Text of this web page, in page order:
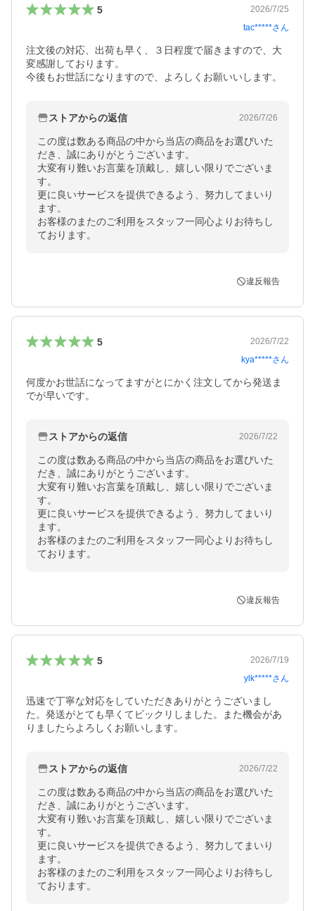
5
2026/7/25
tac*****さん
注文後の対応、出荷も早く、３日程度で届きますので、大
変感謝しております。
今後もお世話になりますので、よろしくお願いいします。
ストアからの返信 2026/7/26
この度は数ある商品の中から当店の商品をお選びいた
だき、誠にありがとうございます。
大変有り難いお言葉を頂戴し、嬉しい限りでございま
す。
更に良いサービスを提供できるよう、努力してまいり
ます。
お客様のまたのご利用をスタッフ一同心よりお待ちし
ております。
違反報告
5
2026/7/22
kya*****さん
何度かお世話になってますがとにかく注文してから発送ま
でが早いです。
ストアからの返信 2026/7/22
この度は数ある商品の中から当店の商品をお選びいた
だき、誠にありがとうございます。
大変有り難いお言葉を頂戴し、嬉しい限りでございま
す。
更に良いサービスを提供できるよう、努力してまいり
ます。
お客様のまたのご利用をスタッフ一同心よりお待ちし
ております。
違反報告
5
2026/7/19
ylk*****さん
迅速で丁寧な対応をしていただきありがとうございまし
た。発送がとても早くてビックリしました。また機会があ
りましたらよろしくお願いします。
ストアからの返信 2026/7/22
この度は数ある商品の中から当店の商品をお選びいた
だき、誠にありがとうございます。
大変有り難いお言葉を頂戴し、嬉しい限りでございま
す。
更に良いサービスを提供できるよう、努力してまいり
ます。
お客様のまたのご利用をスタッフ一同心よりお待ちし
ております。